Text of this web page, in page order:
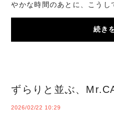
やかな時間のあとに、こうし
また気持ちよく一日を始め
続き
ずらりと並ぶ、
2026/02/22 10:29